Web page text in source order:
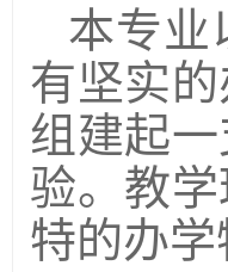
本专业
有坚实
组建起
验。教
特的办